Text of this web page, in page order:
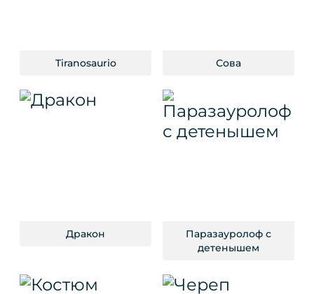
Tiranosaurio Сова
Дракон
Паразауролоф с
детенышем